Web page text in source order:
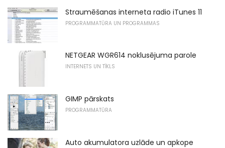
Straumēšanas interneta radio iTunes 11
PROGRAMMATŪRA UN PROGRAMMAS
NETGEAR WGR614 noklusējuma parole
INTERNETS UN TĪKLS
GIMP pārskats
PROGRAMMATŪRA
Auto akumulatora uzlāde un apkope